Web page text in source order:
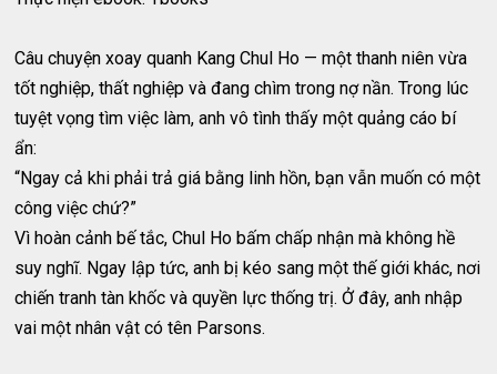
Câu chuyện xoay quanh Kang Chul Ho — một thanh niên vừa
tốt nghiệp, thất nghiệp và đang chìm trong nợ nần. Trong lúc
tuyệt vọng tìm việc làm, anh vô tình thấy một quảng cáo bí
ẩn:
“Ngay cả khi phải trả giá bằng linh hồn, bạn vẫn muốn có một
công việc chứ?”
Vì hoàn cảnh bế tắc, Chul Ho bấm chấp nhận mà không hề
suy nghĩ. Ngay lập tức, anh bị kéo sang một thế giới khác, nơi
chiến tranh tàn khốc và quyền lực thống trị. Ở đây, anh nhập
vai một nhân vật có tên Parsons.